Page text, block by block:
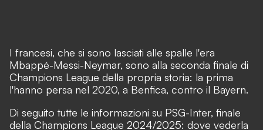
I francesi, che si sono lasciati alle spalle l'era
Mbappé-Messi-Neymar, sono alla seconda finale di
Champions League della propria storia: la prima
l'hanno persa nel 2020, a Benfica, contro il Bayern.
Di seguito tutte le informazioni su PSG-Inter, finale
della Champions League 2024/2025: dove vederla